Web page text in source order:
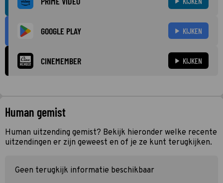
GOOGLE PLAY KIJKEN
CINEMEMBER KIJKEN
Human gemist
Human uitzending gemist? Bekijk hieronder welke recente
uitzendingen er zijn geweest en of je ze kunt terugkijken.
Geen terugkijk informatie beschikbaar